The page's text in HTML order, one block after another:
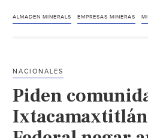
frenar
Ixtacamaxtitlán
(Breaking)
ALMADEN MINERALS EMPRESAS MINERAS
NACIONALES
Piden